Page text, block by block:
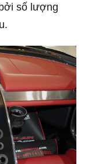
số lượng